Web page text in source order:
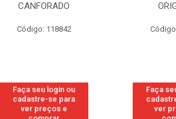
CANFORADO
Código: 118842
Faça seu login ou
cadastre-se para
ver preços e
Faça
ver